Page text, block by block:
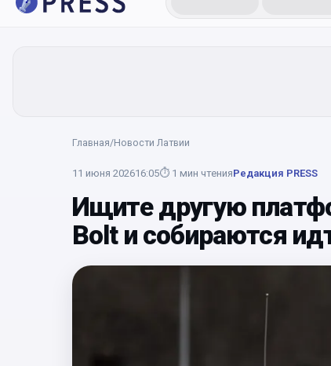
Главная/Новости Латвии
11 июня 202616:05⏱ 1 мин чтенияРедакция PRESS
Ищите другую
Bolt и собираются